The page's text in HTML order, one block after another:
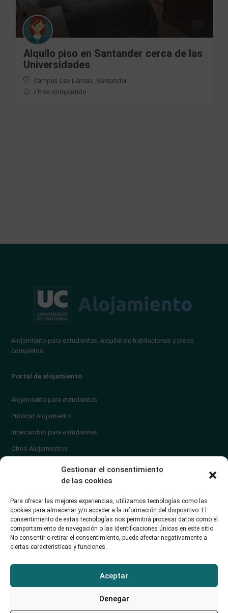
Gestionar el consentimiento
de las cookies
Para ofrecer las mejores experiencias, utilizamos tecnologías como las
cookies para almacenar y/o acceder a la información del dispositivo. El
consentimiento de estas tecnologías nos permitirá procesar datos como el
comportamiento de navegación o las identificaciones únicas en este sitio.
No consentir o retirar el consentimiento, puede afectar negativamente a
ciertas características y funciones.
Aceptar
Denegar
Alquilo piso en Santander cerca de las
Universidades
Campus Las Llamas Santander
/ Piso compartido
Alojamiento para estudiantes. Alquiler de habitaciones y pisos
completos.
Portal de alojamiento
Alojamiento para estudiantes
Publicar Alojamiento
Intercambio para estudiantes
Otros Alojamientos
¿Cómo publicar un anuncio?
Contacto
soporte@alojamientounican.es